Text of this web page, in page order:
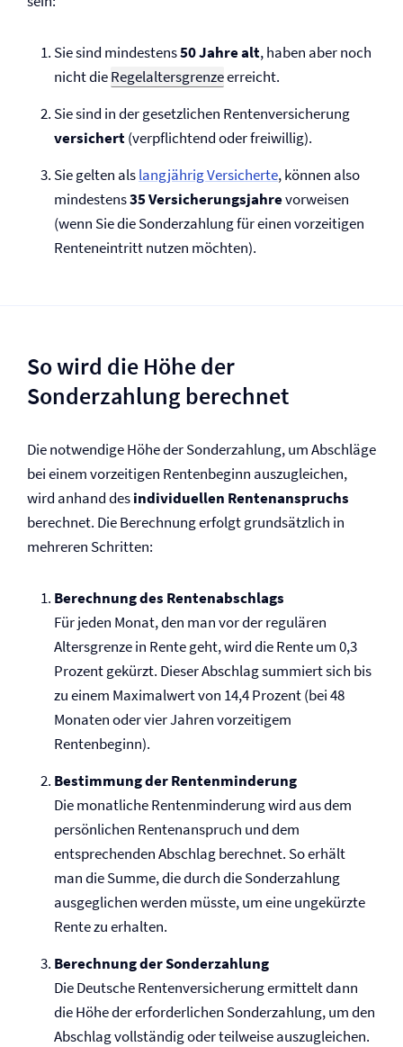
Sie sind mindestens50 Jahre alt, haben aber noch
nicht dieRegelaltersgrenzeerreicht.
Sie sind in der gesetzlichen Renten­versicherung
versichert(ver­pflichtend oder freiwillig).
Sie gelten alslangjährig Versicherte, können also
mindestens35 Versicherungsjahrevorweisen
(wenn Sie die Sonderzahlung für einen vorzeitigen
Renteneintritt nutzen möchten).
So wird die Höhe der
Sonderzahlung berechnet
Die notwendige Höhe der Sonderzahlung, um Abschläge
bei einem vorzeitigen Rentenbeginn auszugleichen,
wird anhand desindividuellen Rentenanspruchs
berechnet. Die Berechnung erfolgt grundsätzlich in
mehreren Schritten:
Berechnung des Rentenabschlags
Für jeden Monat, den man vor der regulären
Altersgrenze in Rente geht, wird die Rente um 0,3
Prozent gekürzt. Dieser Abschlag summiert sich bis
zu einem Maximalwert von 14,4 Prozent (bei 48
Monaten oder vier Jahren vorzeitigem
Rentenbeginn).
Bestimmung der Rentenminderung
Die monatliche Rentenminderung wird aus dem
persönlichen Rentenanspruch und dem
entsprechenden Abschlag berechnet. So erhält
man die Summe, die durch die Sonderzahlung
ausgeglichen werden müsste, um eine ungekürzte
Rente zu erhalten.
Berechnung der Sonderzahlung
Die Deutsche Renten­versicherung ermittelt dann
die Höhe der erforderlichen Sonderzahlung, um den
Abschlag vollständig oder teilweise auszugleichen.